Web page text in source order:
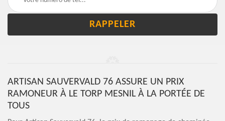
ARTISAN SAUVERVALD 76 ASSURE UN PRIX
RAMONEUR À LE TORP MESNIL À LA PORTÉE DE
TOUS